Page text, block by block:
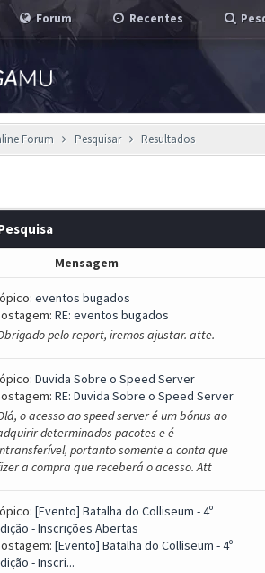
Forum Recentes
Forum Pesquisar Resultados
Mensagem
eventos bugados
RE: eventos bugados
pelo report, iremos ajustar. atte.
Duvida Sobre o Speed Server
RE: Duvida Sobre o Speed Server
o acesso ao speed server é um bónus ao
determinados pacotes e é
portanto somente a conta que
a compra que receberá o acesso. Att
[Evento] Batalha do Colliseum - 4º
- Inscrições Abertas
[Evento] Batalha do Colliseum - 4º
- Inscri...